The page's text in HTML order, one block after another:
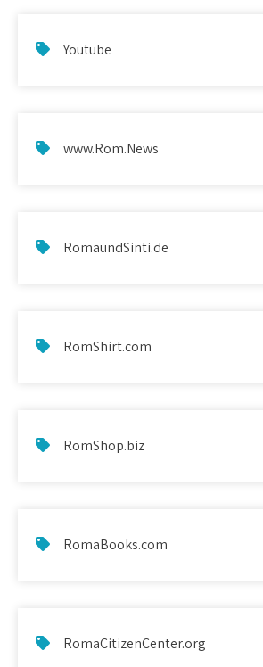
Youtube
www.Rom.News
RomaundSinti.de
RomShirt.com
RomShop.biz
RomaBooks.com
RomaCitizenCenter.org